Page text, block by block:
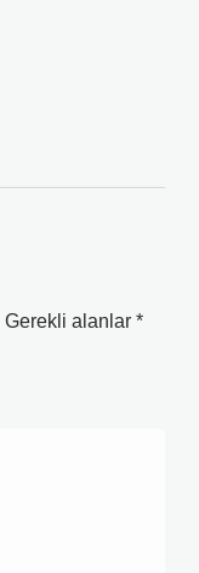
Gerekli alanlar *